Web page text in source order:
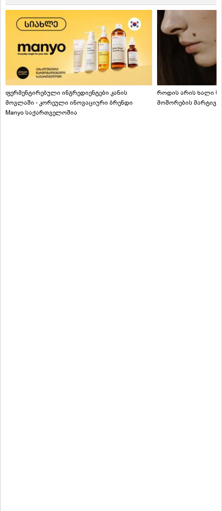
ფერმენტირებული ინგრედიენტები კანის
მოვლაში - კორეული ინოვაციური ბრენდი
Manyo საქართველოშია
როდის არის ხალი
მოშორების